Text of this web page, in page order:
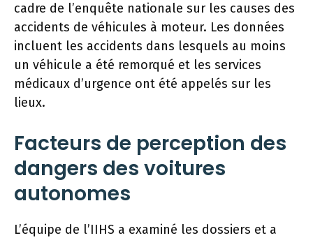
cadre de l’enquête nationale sur les causes des
accidents de véhicules à moteur. Les données
incluent les accidents dans lesquels au moins
un véhicule a été remorqué et les services
médicaux d’urgence ont été appelés sur les
lieux.
Facteurs de perception des
dangers des voitures
autonomes
L’équipe de l’IIHS a examiné les dossiers et a